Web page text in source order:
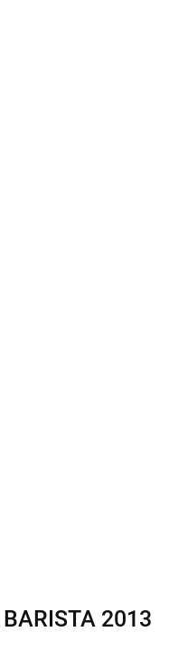
2013